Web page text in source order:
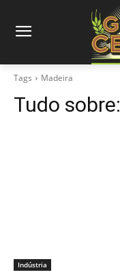
Tags Madeira
Tudo sobre:
Indústria